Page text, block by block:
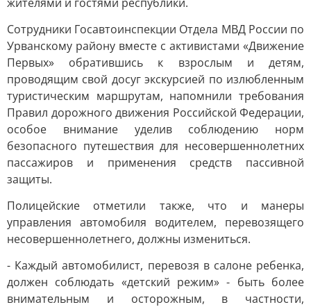
Сотрудники Госавтоинспекции Отдела МВД России по
Урванскому району вместе с активистами «Движение
Первых» обратившись к взрослым и детям,
проводящим свой досуг экскурсией по излюбленным
туристическим маршрутам, напомнили требования
Правил дорожного движения Российской Федерации,
особое внимание уделив соблюдению норм
безопасного путешествия для несовершеннолетних
пассажиров и применения средств пассивной
защиты.
Полицейские отметили также, что и манеры
управления автомобиля водителем, перевозящего
несовершеннолетнего, должны измениться.
- Каждый автомобилист, перевозя в салоне ребенка,
должен соблюдать «детский режим» - быть более
внимательным и осторожным, в частности,